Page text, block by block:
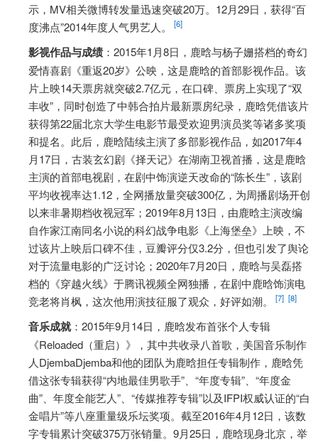
示，MV相关微博转发量迅速突破20万。12月29日，获得“百
度沸点”2014年度人气男艺人。
[6]
影视作品与成绩：2015年1月8日，鹿晗与杨子姗搭档的奇幻
爱情喜剧《重返20岁》公映，这是鹿晗的首部影视作品。该
片上映14天票房就突破2.7亿元，在口碑、票房上实现了“双
丰收”，同时创造了中韩合拍片最新票房纪录，鹿晗凭借该片
获得第22届北京大学生电影节最受欢迎男演员奖等诸多奖项
和提名。此后，鹿晗陆续主演了多部影视作品，如2017年4
月17日，古装玄幻剧《择天记》在湖南卫视首播，这是鹿晗
主演的首部电视剧，在剧中饰演逆天改命的“陈长生”，该剧
平均收视率达1.12，全网播放量突破300亿，为周播剧场开创
以来非暑期档收视冠军；2019年8月13日，由鹿晗主演改编
自作家江南同名小说的科幻战争电影《上海堡垒》上映，不
过该片上映后口碑不佳，豆瓣评分仅3.2分，但也引发了舆论
对于流量电影的广泛讨论；2020年7月20日，鹿晗与吴磊搭
档的《穿越火线》于腾讯视频全网独播，在剧中鹿晗饰演电
竞老将肖枫，这次他用演技征服了观众，好评如潮。
[7] [8]
音乐成就：2015年9月14日，鹿晗发布首张个人专辑
《Reloaded（重启）》，其中共收录八首歌，美国音乐制作
人DjembaDjemba和他的团队为鹿晗担任专辑制作，鹿晗凭
借这张专辑获得“内地最佳男歌手”、“年度专辑”、“年度金
曲”、年度全能艺人”、“传媒推荐专辑”以及IFPI权威认证的“白
金唱片”等八座重量级乐坛奖项。截至2016年4月12日，该数
字专辑累计突破375万张销量。9月25日，鹿晗现身北京，举